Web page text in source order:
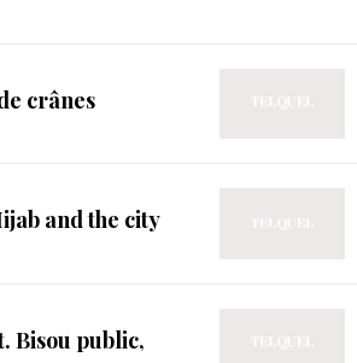
crânes
and the city
Bisou public,